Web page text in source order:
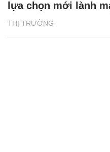
THỊ TRƯỜNG
lựa chọn mới lành